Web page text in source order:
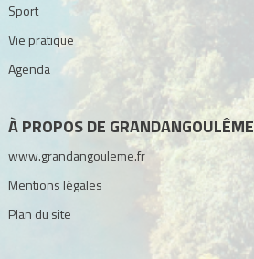
Sport
Vie pratique
Agenda
À PROPOS DE GRANDANGOULÊME
www.grandangouleme.fr
Mentions légales
Plan du site